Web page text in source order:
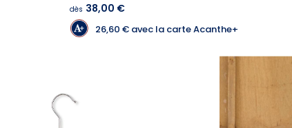
dès 38,00 €
26,60 € avec la carte Acanthe+